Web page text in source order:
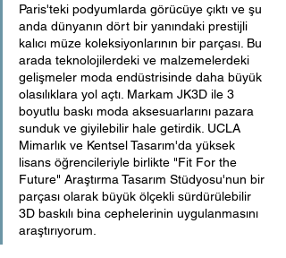
Paris'teki podyumlarda görücüye çıktı ve şu
anda dünyanın dört bir yanındaki prestijli
kalıcı müze koleksiyonlarının bir parçası. Bu
arada teknolojilerdeki ve malzemelerdeki
gelişmeler moda endüstrisinde daha büyük
olasılıklara yol açtı. Markam JK3D ile 3
boyutlu baskı moda aksesuarlarını pazara
sunduk ve giyilebilir hale getirdik. UCLA
Mimarlık ve Kentsel Tasarım'da yüksek
lisans öğrencileriyle birlikte "Fit For the
Future" Araştırma Tasarım Stüdyosu'nun bir
parçası olarak büyük ölçekli sürdürülebilir
3D baskılı bina cephelerinin uygulanmasını
araştırıyorum.